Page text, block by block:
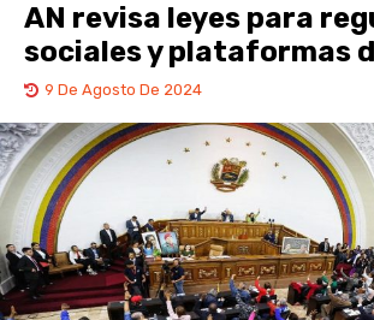
AN revisa leyes para
sociales y plataformas
9 De Agosto De 2024